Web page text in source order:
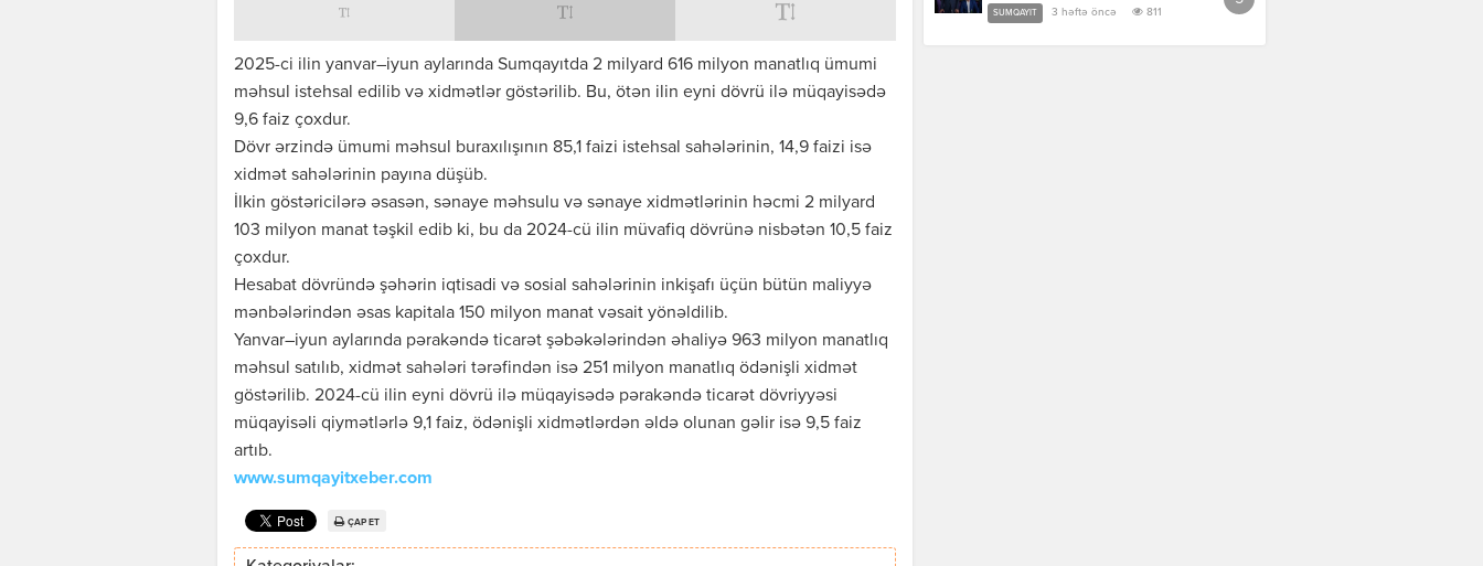
2025-ci ilin yanvar–iyun aylarında Sumqayıtda 2 milyard 616 milyon manatlıq ümumi
məhsul istehsal edilib və xidmətlər göstərilib. Bu, ötən ilin eyni dövrü ilə müqayisədə
9,6 faiz çoxdur.
Dövr ərzində ümumi məhsul buraxılışının 85,1 faizi istehsal sahələrinin, 14,9 faizi isə
xidmət sahələrinin payına düşüb.
İlkin göstəricilərə əsasən, sənaye məhsulu və sənaye xidmətlərinin həcmi 2 milyard
103 milyon manat təşkil edib ki, bu da 2024-cü ilin müvafiq dövrünə nisbətən 10,5 faiz
çoxdur.
Hesabat dövründə şəhərin iqtisadi və sosial sahələrinin inkişafı üçün bütün maliyyə
mənbələrindən əsas kapitala 150 milyon manat vəsait yönəldilib.
Yanvar–iyun aylarında pərakəndə ticarət şəbəkələrindən əhaliyə 963 milyon manatlıq
məhsul satılıb, xidmət sahələri tərəfindən isə 251 milyon manatlıq ödənişli xidmət
göstərilib. 2024-cü ilin eyni dövrü ilə müqayisədə pərakəndə ticarət dövriyyəsi
müqayisəli qiymətlərlə 9,1 faiz, ödənişli xidmətlərdən əldə olunan gəlir isə 9,5 faiz
artıb.
www.sumqayitxeber.com
ÇAP ET
SUMQAYIT 3 həftə öncə 811